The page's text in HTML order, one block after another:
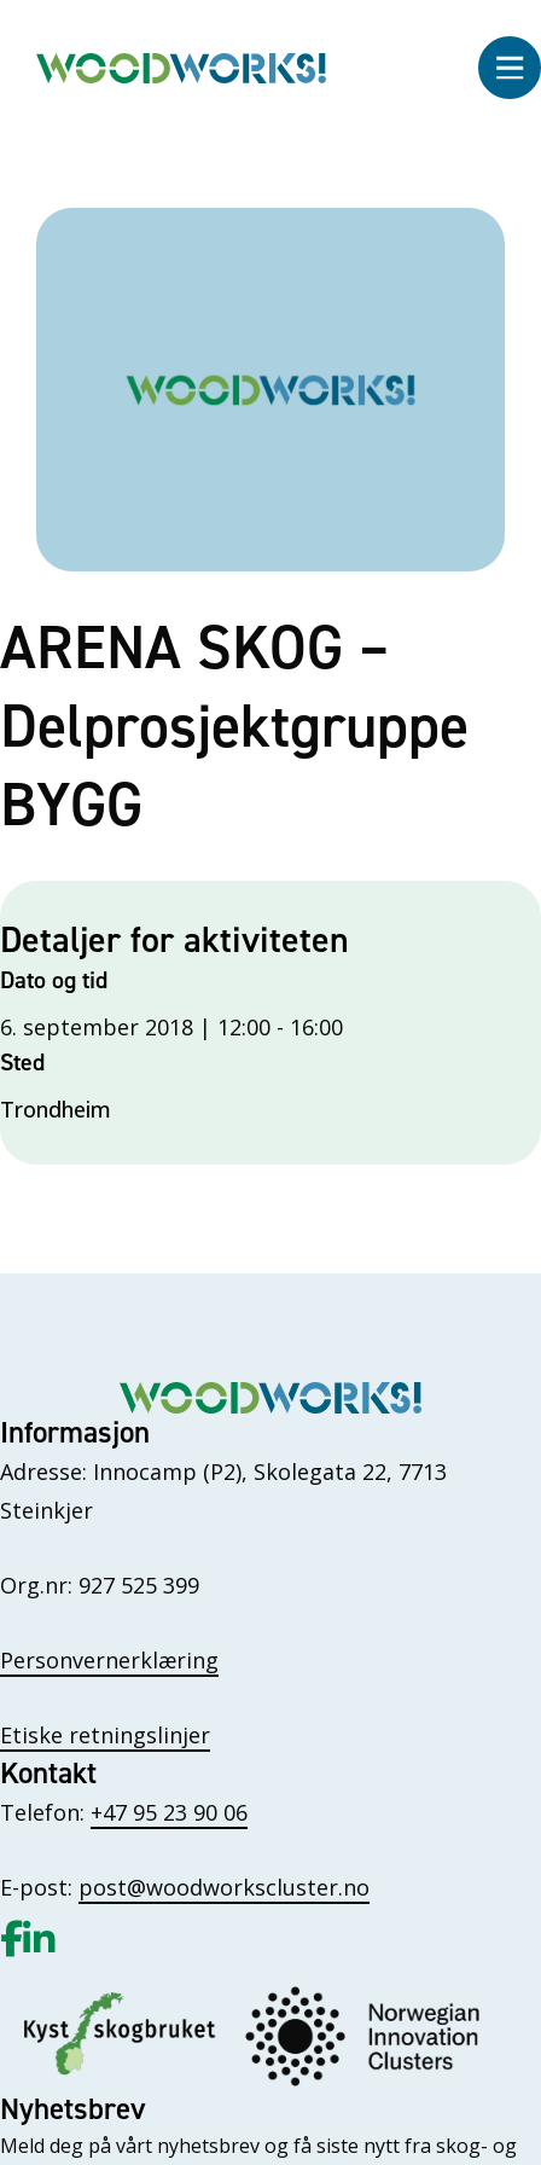
ARENA SKOG –
Delprosjektgruppe
BYGG
Detaljer for aktiviteten
Dato og tid
6. september 2018 | 12:00 - 16:00
Sted
Trondheim
Informasjon
Adresse: Innocamp (P2), Skolegata 22, 7713
Steinkjer
Org.nr: 927 525 399
Personvernerklæring
Etiske retningslinjer
Kontakt
Telefon: +47 95 23 90 06
E-post: post@woodworkscluster.no
Gå til vår Facebook
Gå til vår LinkedIn
Nyhetsbrev
Meld deg på vårt nyhetsbrev og få siste nytt fra skog- og